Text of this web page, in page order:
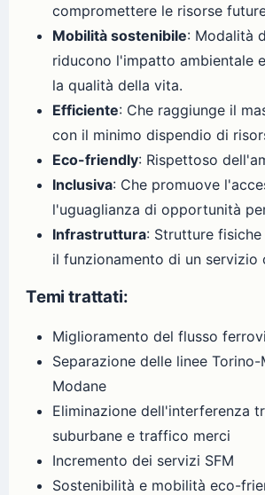
compromettere le risorse
Mobilità sostenibile: Modalità
riducono l'impatto ambientale
la qualità della vita.
Efficiente: Che raggiunge il
con il minimo dispendio di
Eco-friendly: Rispettoso
Inclusiva: Che promuove
l'uguaglianza di opportunità
Infrastruttura: Strutture
il funzionamento di un servizio
Temi trattati:
Miglioramento del flusso
Separazione delle linee
Modane
Eliminazione dell'interferenza
suburbane e traffico merci
Incremento dei servizi SFM
Sostenibilità e mobilità eco-